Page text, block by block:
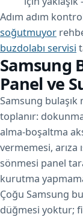
Adım adım
soğutmuyor
buzdolabı servisi
Samsung
Panel ve
Samsung
toplanır:
alma-boşaltma
vermemesi, arıza
sönmesi panel
kurutma
Çoğu Samsung
düğmesi yoktur;